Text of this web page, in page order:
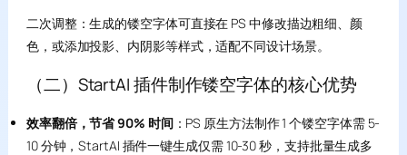
二次调整：生成的镂空字体可直接在 PS 中修改描边粗细、颜
色，或添加投影、内阴影等样式，适配不同设计场景。
（二）StartAI 插件制作镂空字体的核心优势
效率翻倍，节省 90% 时间：PS 原生方法制作 1 个镂空字体需 5-
10 分钟，StartAI 插件一键生成仅需 10-30 秒，支持批量生成多